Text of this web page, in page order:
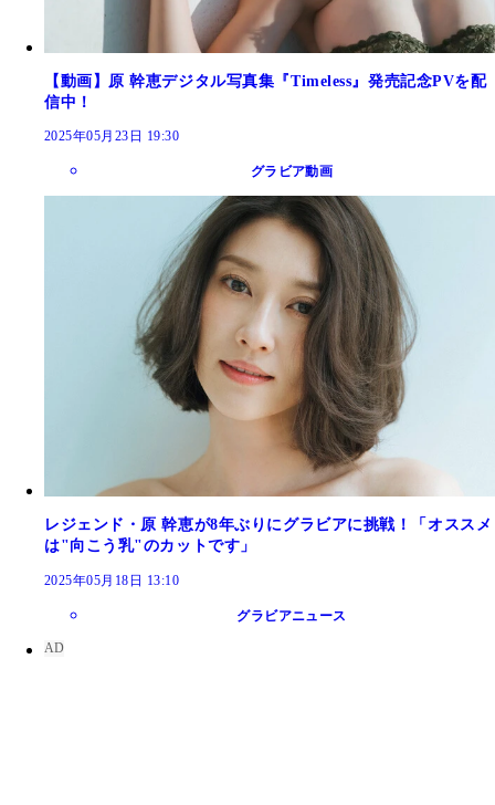
【動画】原 幹恵デジタル写真集『Timeless』発売記念PVを配
信中！
2025年05月23日 19:30
グラビア動画
レジェンド・原 幹恵が8年ぶりにグラビアに挑戦！「オススメ
は"向こう乳"のカットです」
2025年05月18日 13:10
グラビアニュース